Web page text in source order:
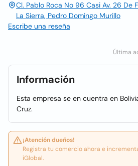
Cl. Pablo Roca No 96 Casi Av. 26 De
La Sierra, Pedro Domingo Murillo
Escribe una reseña
Última
Información
Esta empresa se en cuentra en
Cruz.
¡Atención dueños!
Registra tu comercio ahora e
iGlobal.